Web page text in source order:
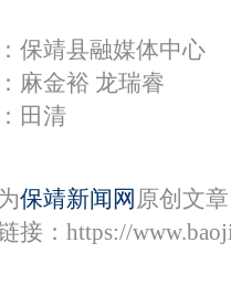
保靖县融媒体中心
麻金裕 龙瑞睿
田清
保靖新闻网 原创文
接： https://